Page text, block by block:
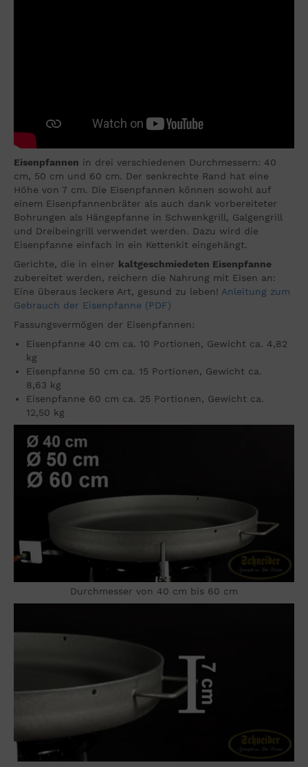
Eisenpfannen in drei verschiedenen Durchmessern: 40
cm, 50 cm und 60 cm. Der senkrechte Rand hat eine
Höhe von 7 cm. Die Eisenpfannen können sowohl auf
einem Eisenpfannenbräter als auch dank vorbereiteter
Bohrungen als Hängepfanne in Schwenkgrill, Galgengrill
und Dreibeingrill verwendet werden. Dazu wird die
Eisenpfanne einfach in ein Kettenkit eingehängt.
Gerichte, die in einer kaltgeschmiedeten Eisenpfanne
zubereitet werden, reichern die Nahrung mit Eisen an:
Eine überaus leckere Art, gesund zu leben! Anleitung zum
Gebrauch der Eisenpfanne (PDF)
Fassungsvermögen der Eisenpfannen:
Eisenpfanne 40 cm ca. 10 Portionen, Gewicht ca. 4,82
kg
Eisenpfanne 50 cm ca. 15 Portionen, Gewicht ca.
8,63 kg
Eisenpfanne 60 cm ca. 25 Portionen, Gewicht ca.
12,50 kg
Durchmesser von 40 cm bis 60 cm